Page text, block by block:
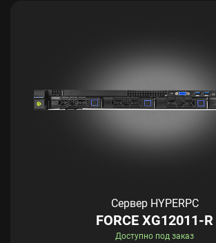
Сервер HYPERPC
FORCE XG12011-R
Доступно под заказ